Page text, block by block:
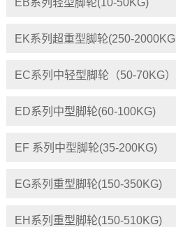
EK系列超重型脚轮(250-2000KG
EC系列中轻型脚轮（50-70KG）
ED系列中型脚轮(60-100KG)
EF 系列中型脚轮(35-200KG)
EG系列重型脚轮(150-350KG)
EH系列重型脚轮(150-510KG)